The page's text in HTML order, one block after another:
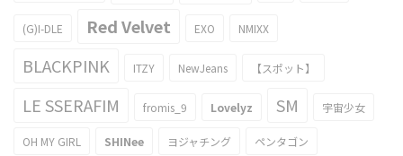
(G)I-DLE Red Velvet EXO NMIXX
BLACKPINK ITZY NewJeans 【スポット】
LE SSERAFIM fromis_9 Lovelyz SM 宇宙少女
OH MY GIRL SHINee ヨジャチング ペンタゴン